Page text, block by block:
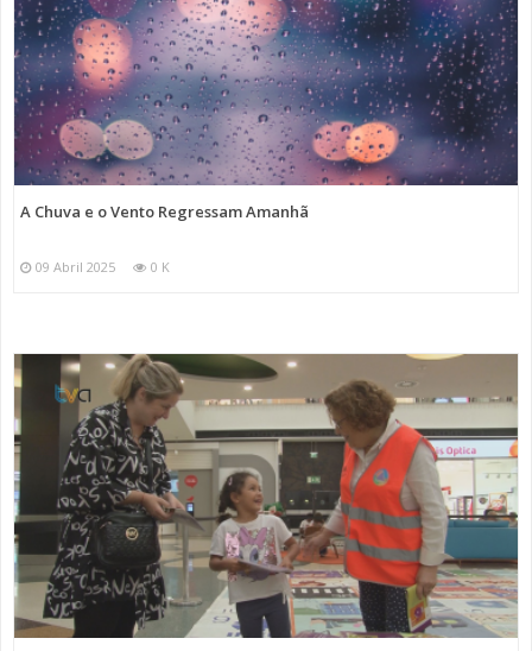
A Chuva e o Vento Regressam Amanhã
09 Abril 2025 0 K